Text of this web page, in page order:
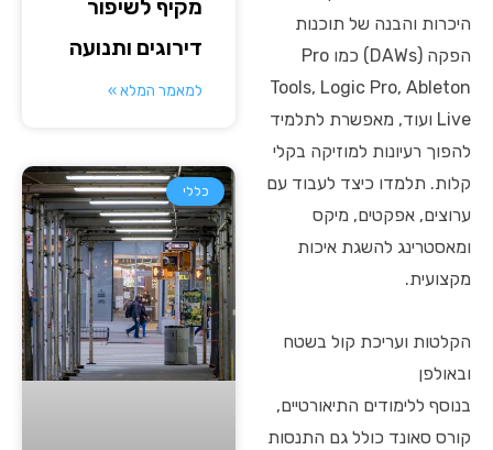
היכרות והבנה של תוכנות
הפקה (DAWs) כמו Pro
Tools, Logic Pro, Ableton
Live ועוד, מאפשרת לתלמיד
להפוך רעיונות למוזיקה בקלי
קלות. תלמדו כיצד לעבוד עם
ערוצים, אפקטים, מיקס
ומאסטרינג להשגת איכות
מקצועית.
הקלטות ועריכת קול בשטח
ובאולפן
בנוסף ללימודים התיאורטיים,
קורס סאונד כולל גם התנסות
מקיף לשיפור
דירוגים ותנועה
למאמר המלא »
כללי